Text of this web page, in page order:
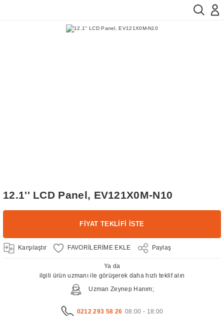
12.1'' LCD Panel, EV121X0M-N10
FİYAT TEKLİFİ İSTE
Karşılaştır Paylaş
Ya da
ilgili ürün uzmanı ile görüşerek daha hızlı teklif alın
Uzman Zeynep Hanım;
0212 293 58 26 08:00 - 18:00